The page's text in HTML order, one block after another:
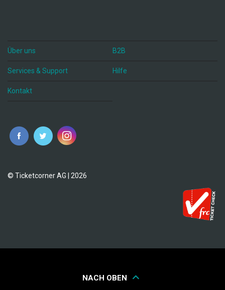
Über uns B2B
Services & Support Hilfe
Kontakt
© Ticketcorner AG | 2026
NACH OBEN